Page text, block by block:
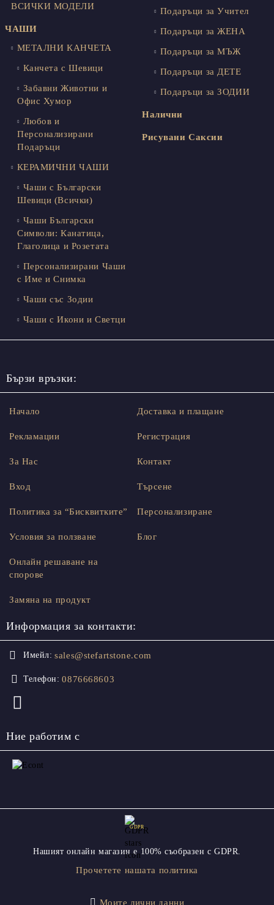
ВСИЧКИ МОДЕЛИ
ЧАШИ
МЕТАЛНИ КАНЧЕТА
Канчета с Шевици
Забавни Животни и
Офис Хумор
Любов и
Персонализирани
Подаръци
КЕРАМИЧНИ ЧАШИ
Чаши с Български
Шевици (Всички)
Чаши Български
Символи: Канатица,
Глаголица и Розетата
Персонализирани Чаши
с Име и Снимка
Чаши със Зодии
Чаши с Икони и Светци
Подаръци за Учител
Подаръци за ЖЕНА
Подаръци за МЪЖ
Подаръци за ДЕТЕ
Подаръци за ЗОДИИ
Налични
Рисувани Саксии
Бързи връзки:
Начало
Рекламации
За Нас
Вход
Доставка и плащане
Регистрация
Контакт
Търсене
Политика за “Бисквитките”
Условия за ползване
Онлайн решаване на
спорове
Замяна на продукт
Персонализиране
Блог
Информация за контакти:
Имейл: sales@stefartstone.com
Телефон: 0876668603
Ние работим с
GDPR
Нашият онлайн магазин е 100% съобразен с GDPR.
Прочетете нашата политика
Моите лични данни